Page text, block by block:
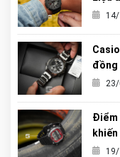
đồng
khiến
Điểm
nó là